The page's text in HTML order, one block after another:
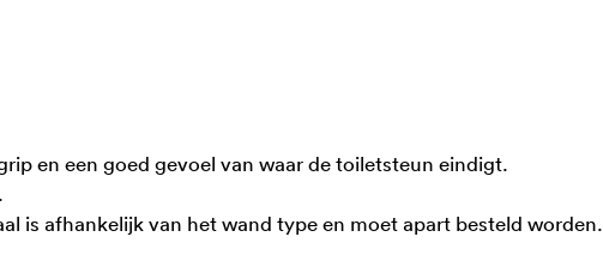
en een goed gevoel van waar de toiletsteun eindigt.
is afhankelijk van het wand type en moet apart besteld worden.